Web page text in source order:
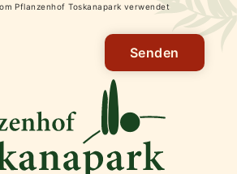
Pflanzenhof Toskanapark verwendet
Senden